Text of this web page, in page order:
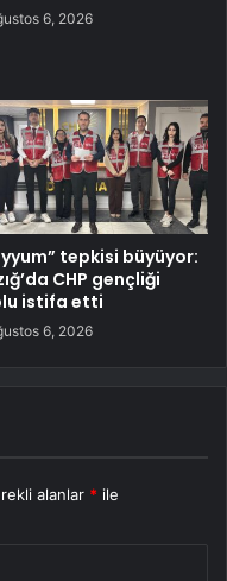
6, 2026
tepkisi büyüyor:
CHP gençliği
istifa etti
6, 2026
alanlar * ile